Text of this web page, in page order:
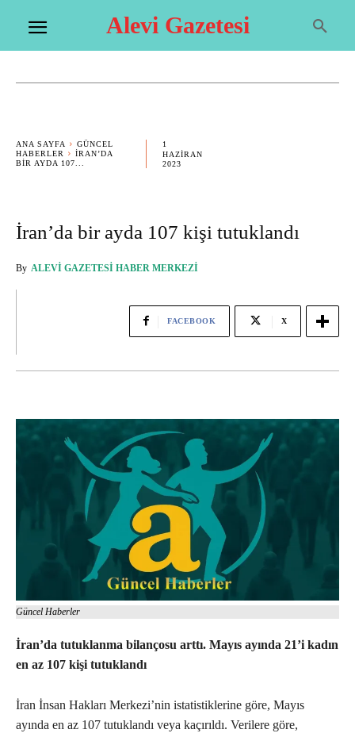
Alevi Gazetesi
ANA SAYFA
GÜNCEL
HABERLER
İRAN’DA
BIR AYDA 107...
1
HAZIRAN
2023
İran’da bir ayda 107 kişi tutuklandı
By ALEVI GAZETESI HABER MERKEZI
FACEBOOK X
Güncel Haberler
İran’da tutuklanma bilançosu arttı. Mayıs ayında 21’i kadın
en az 107 kişi tutuklandı
İran İnsan Hakları Merkezi’nin istatistiklerine göre, Mayıs
ayında en az 107 tutuklandı veya kaçırıldı. Verilere göre,